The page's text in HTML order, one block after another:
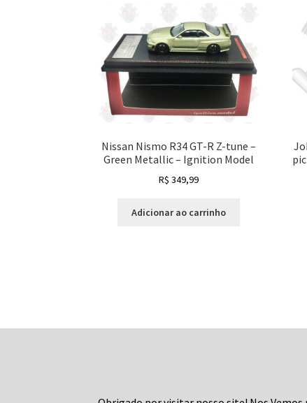
Nissan Nismo R34 GT-R Z-tune –
Green Metallic – Ignition Model
R$ 349,99
Adicionar ao carrinho